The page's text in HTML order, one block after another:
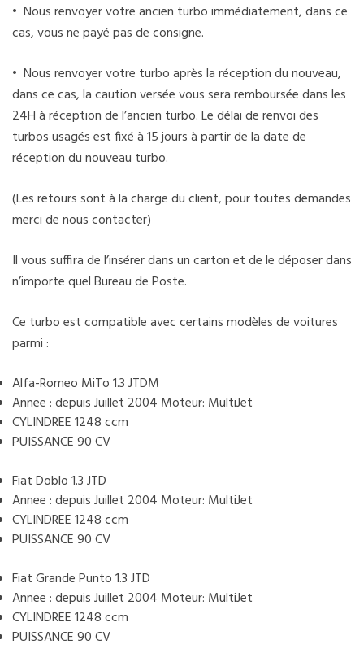
• Nous renvoyer votre ancien turbo immédiatement, dans ce
cas, vous ne payé pas de consigne.
• Nous renvoyer votre turbo après la réception du nouveau,
dans ce cas, la caution versée vous sera remboursée dans les
24H à réception de l’ancien turbo. Le délai de renvoi des
turbos usagés est fixé à 15 jours à partir de la date de
réception du nouveau turbo.
(Les retours sont à la charge du client, pour toutes demandes
merci de nous contacter)
Il vous suffira de l’insérer dans un carton et de le déposer dans
n’importe quel Bureau de Poste.
Ce turbo est compatible avec certains modèles de voitures
parmi :
Alfa-Romeo MiTo 1.3 JTDM
Annee : depuis Juillet 2004 Moteur: MultiJet
CYLINDREE 1248 ccm
PUISSANCE 90 CV
Fiat Doblo 1.3 JTD
Annee : depuis Juillet 2004 Moteur: MultiJet
CYLINDREE 1248 ccm
PUISSANCE 90 CV
Fiat Grande Punto 1.3 JTD
Annee : depuis Juillet 2004 Moteur: MultiJet
CYLINDREE 1248 ccm
PUISSANCE 90 CV